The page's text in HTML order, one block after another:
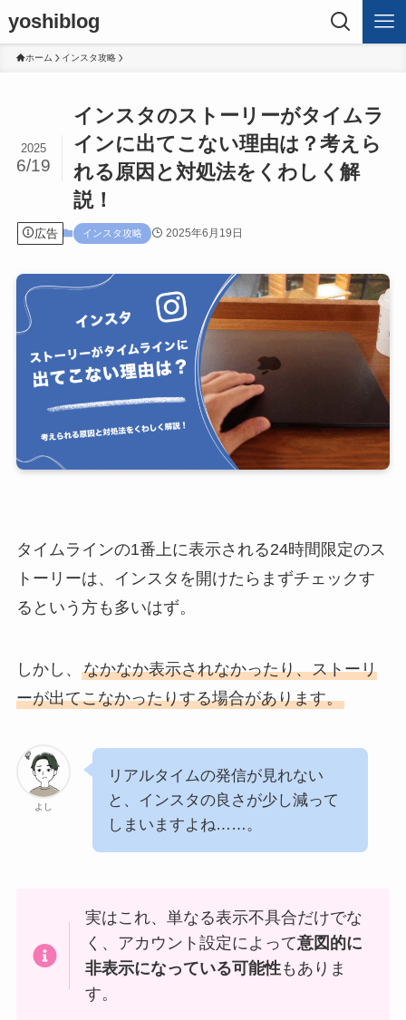
yoshiblog
ホーム インスタ攻略
インスタのストーリーがタイムラ
インに出てこない理由は？考えら
れる原因と対処法をくわしく解
説！
2025
6/19
広告 インスタ攻略 2025年6月19日
タイムラインの1番上に表示される24時間限定のス
トーリーは、インスタを開けたらまずチェックす
るという方も多いはず。
しかし、 なかなか表示されなかったり、ストーリ
ーが出てこなかったりする場合があります。
よし
リアルタイムの発信が見れない
と、インスタの良さが少し減って
しまいますよね……。
実はこれ、単なる表示不具合だけでな
く、アカウント設定によって意図的に
非表示になっている可能性もありま
す。